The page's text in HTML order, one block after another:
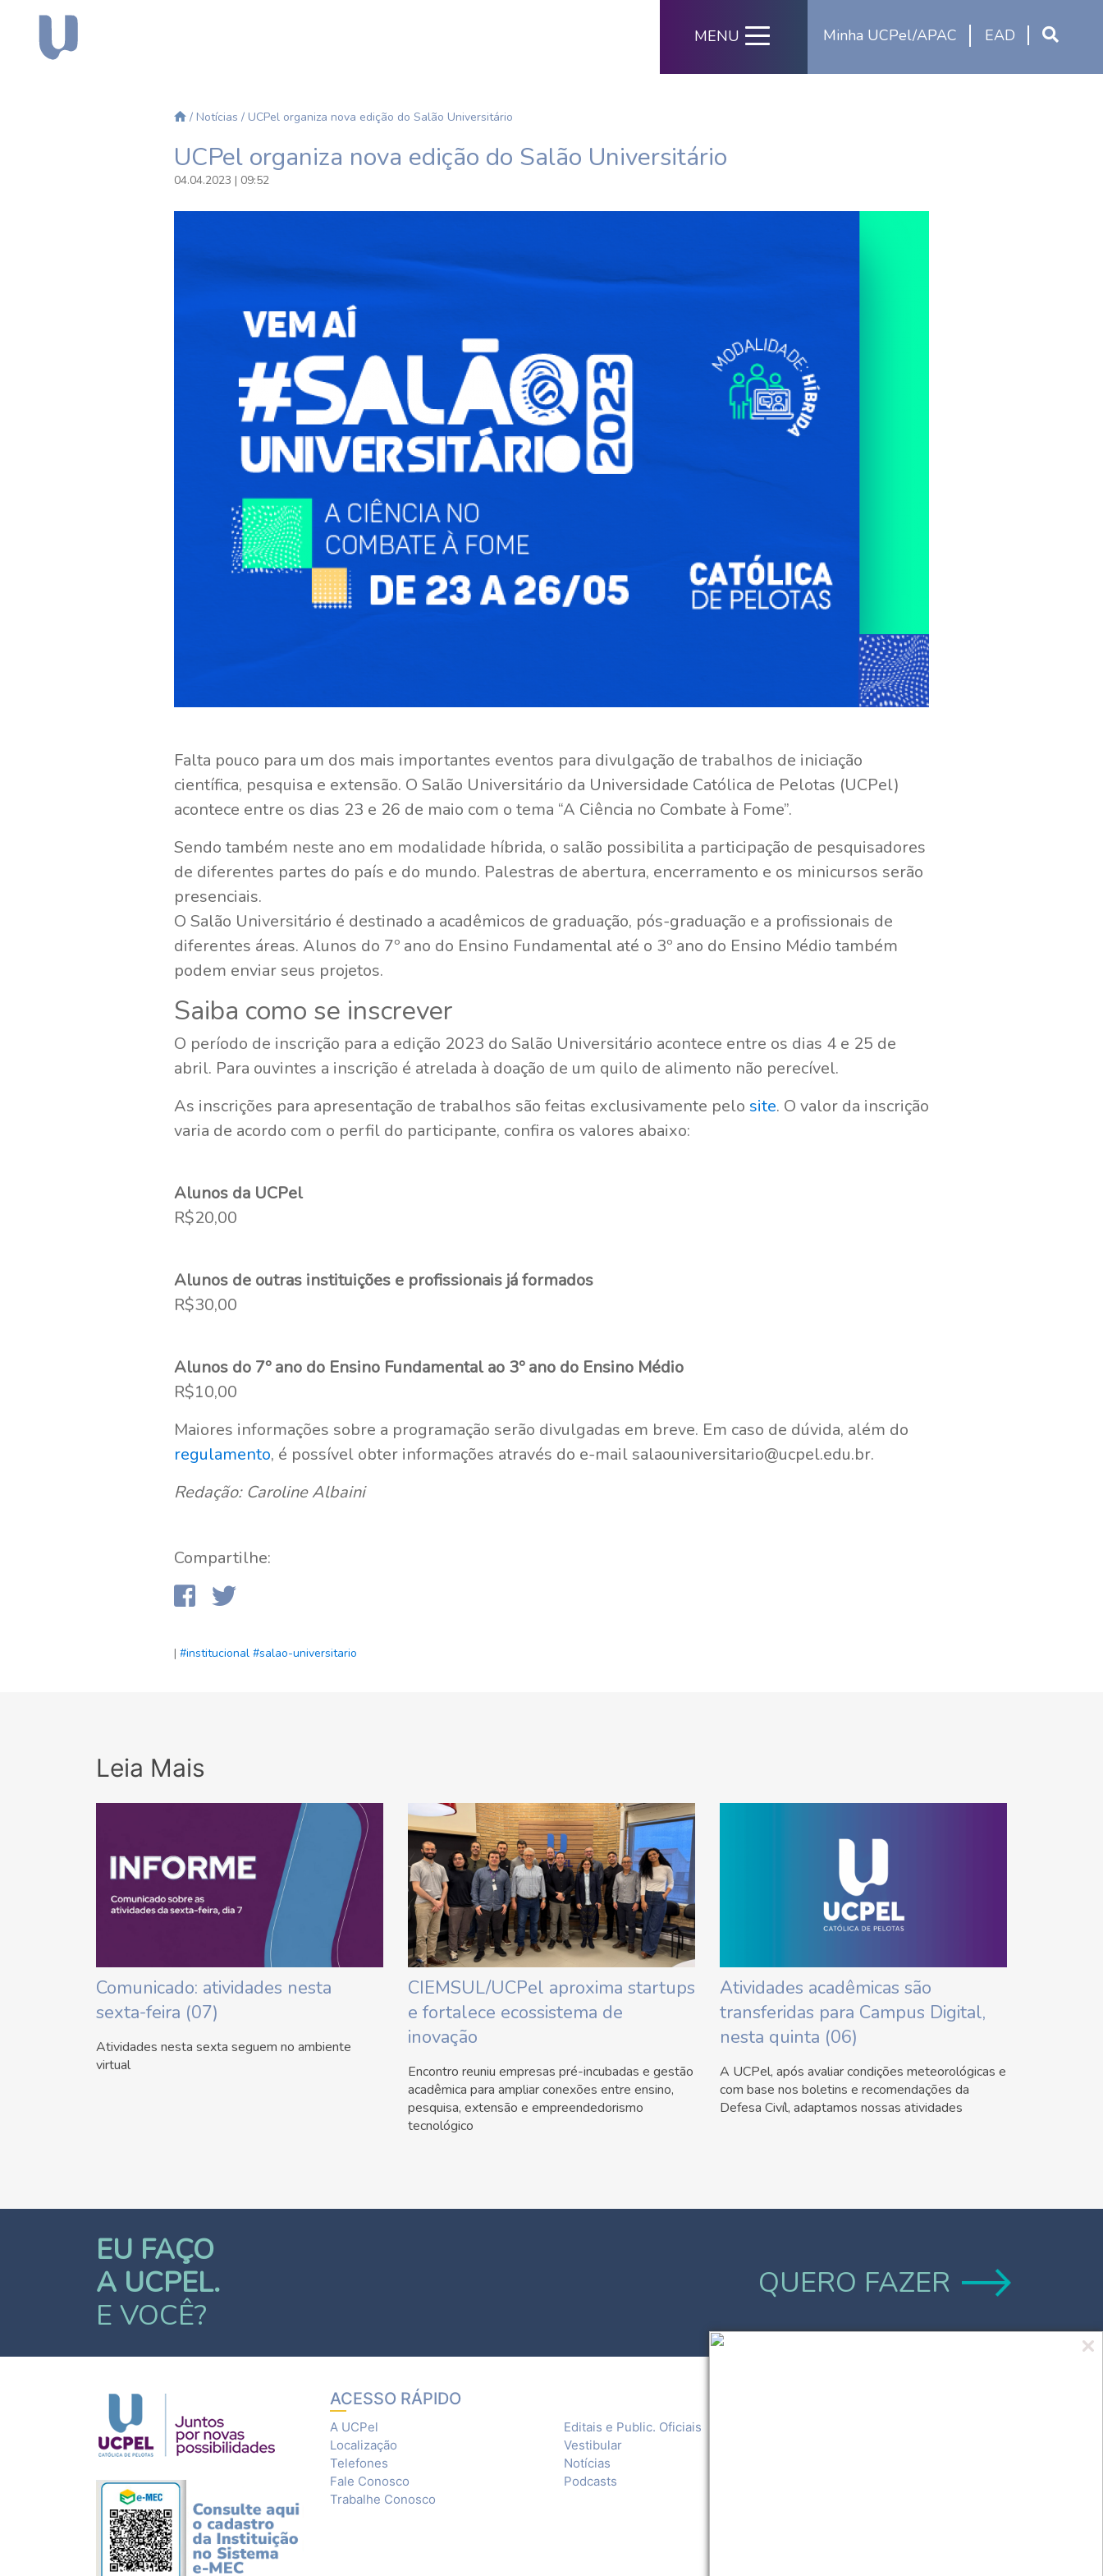
Minha UCPel/APAC EAD
MENU
/ Notícias / UCPel organiza nova edição do Salão Universitário
UCPel organiza nova edição do Salão Universitário
04.04.2023 | 09:52
Falta pouco para um dos mais importantes eventos para divulgação de trabalhos de iniciação
científica, pesquisa e extensão. O Salão Universitário da Universidade Católica de Pelotas (UCPel)
acontece entre os dias 23 e 26 de maio com o tema “A Ciência no Combate à Fome”.
Sendo também neste ano em modalidade híbrida, o salão possibilita a participação de pesquisadores
de diferentes partes do país e do mundo. Palestras de abertura, encerramento e os minicursos serão
presenciais.
O Salão Universitário é destinado a acadêmicos de graduação, pós-graduação e a profissionais de
diferentes áreas. Alunos do 7º ano do Ensino Fundamental até o 3º ano do Ensino Médio também
podem enviar seus projetos.
Saiba como se inscrever
O período de inscrição para a edição 2023 do Salão Universitário acontece entre os dias 4 e 25 de
abril. Para ouvintes a inscrição é atrelada à doação de um quilo de alimento não perecível.
As inscrições para apresentação de trabalhos são feitas exclusivamente pelo site. O valor da inscrição
varia de acordo com o perfil do participante, confira os valores abaixo:
Alunos da UCPel
R$20,00
Alunos de outras instituições e profissionais já formados
R$30,00
Alunos do 7º ano do Ensino Fundamental ao 3º ano do Ensino Médio
R$10,00
Maiores informações sobre a programação serão divulgadas em breve. Em caso de dúvida, além do
regulamento, é possível obter informações através do e-mail salaouniversitario@ucpel.edu.br.
Redação: Caroline Albaini
Compartilhe:
| #institucional #salao-universitario
Leia Mais
Comunicado: atividades nesta
sexta-feira (07)
Atividades nesta sexta seguem no ambiente
virtual
CIEMSUL/UCPel aproxima startups
e fortalece ecossistema de
inovação
Encontro reuniu empresas pré-incubadas e gestão
acadêmica para ampliar conexões entre ensino,
pesquisa, extensão e empreendedorismo
tecnológico
Atividades acadêmicas são
transferidas para Campus Digital,
nesta quinta (06)
A UCPel, após avaliar condições meteorológicas e
com base nos boletins e recomendações da
Defesa Civíl, adaptamos nossas atividades
EU FAÇO
A UCPEL.
E VOCÊ?
QUERO FAZER
ACESSO RÁPIDO
A UCPel
Localização
Telefones
Fale Conosco
Trabalhe Conosco
Editais e Public. Oficiais
Vestibular
Notícias
Podcasts